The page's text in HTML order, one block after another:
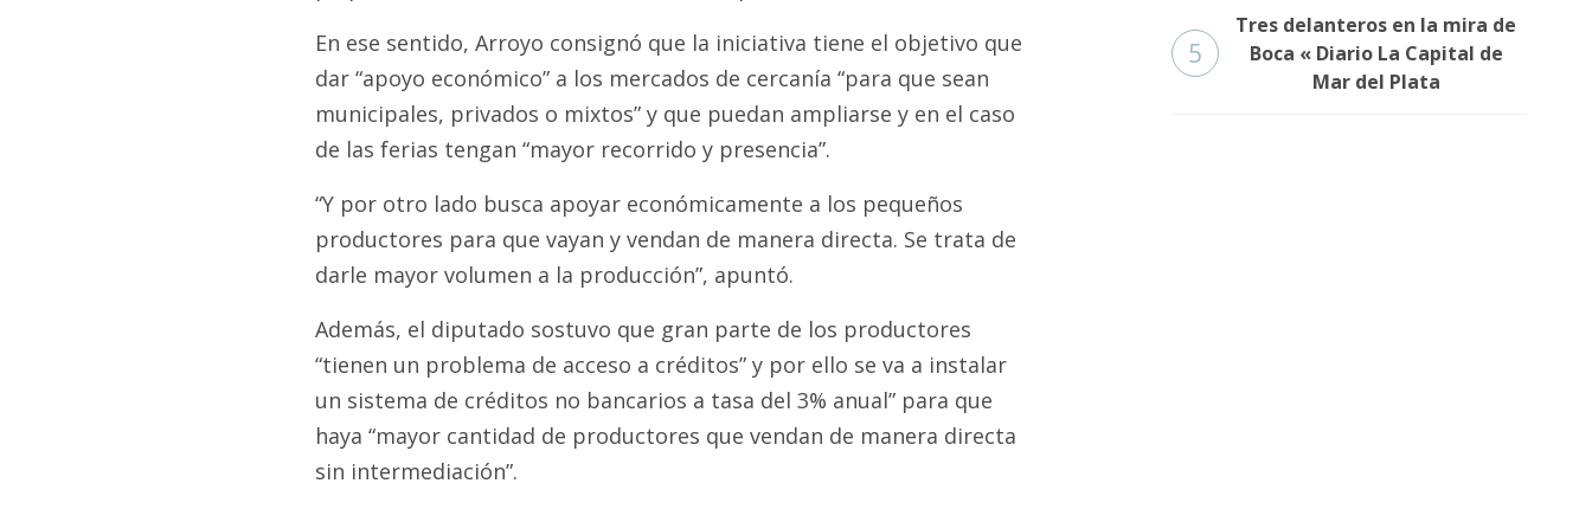
En ese sentido, Arroyo consignó que la iniciativa tiene el objetivo que
dar “apoyo económico” a los mercados de cercanía “para que sean
municipales, privados o mixtos” y que puedan ampliarse y en el caso
de las ferias tengan “mayor recorrido y presencia”.
“Y por otro lado busca apoyar económicamente a los pequeños
productores para que vayan y vendan de manera directa. Se trata de
darle mayor volumen a la producción”, apuntó.
Además, el diputado sostuvo que gran parte de los productores
“tienen un problema de acceso a créditos” y por ello se va a instalar
un sistema de créditos no bancarios a tasa del 3% anual” para que
haya “mayor cantidad de productores que vendan de manera directa
sin intermediación”.
5
Tres delanteros en la mira de
Boca « Diario La Capital de
Mar del Plata